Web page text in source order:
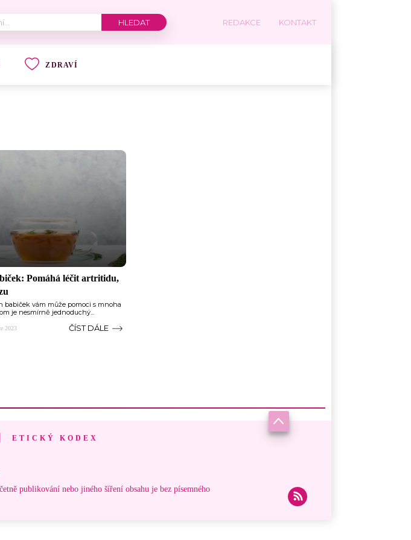
REDAKCE KONTAKT
ZDRAVÍ
Pomáhá léčit artritidu,
babiček vám může pomoci s mnoha
je nesmírně jednoduchý...
2023 ČÍST DÁLE
ETICKÝ KODEX
publikování nebo jiného šíření obsahu je bez písemného